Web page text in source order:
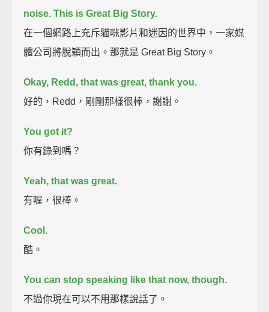
noise. This is Great Big Story.
在一個網路上充斥貓咪影片和迷因的世界中，一家媒
體公司將脫穎而出。那就是 Great Big Story。
Okay, Redd, that was great, thank you.
好的，Redd，剛剛那樣很棒，謝謝。
You got it?
你有錄到嗎？
Yeah, that was great.
有喔，很棒。
Cool.
酷。
You can stop speaking like that now, though.
不過你現在可以不用那樣說話了。